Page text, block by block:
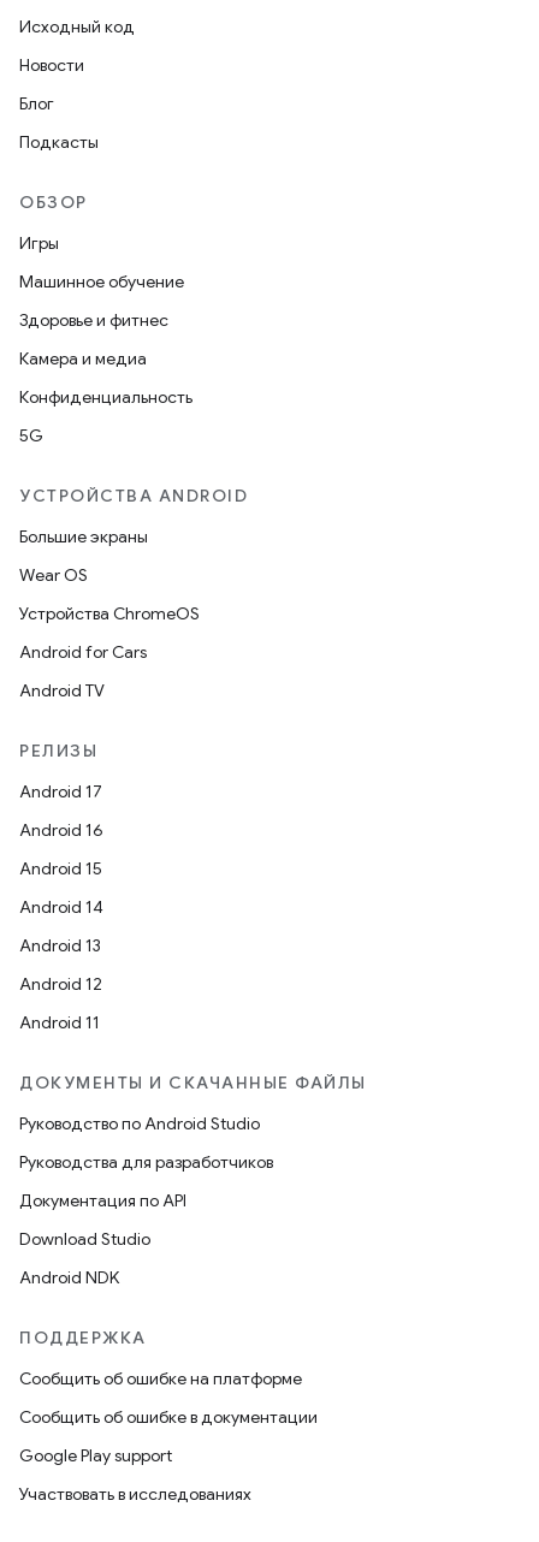
Исходный код
Новости
Блог
Подкасты
ОБЗОР
Игры
Машинное обучение
Здоровье и фитнес
Камера и медиа
Конфиденциальность
5G
УСТРОЙСТВА ANDROID
Большие экраны
Wear OS
Устройства ChromeOS
Android for Cars
Android TV
РЕЛИЗЫ
Android 17
Android 16
Android 15
Android 14
Android 13
Android 12
Android 11
ДОКУМЕНТЫ И СКАЧАННЫЕ ФАЙЛЫ
Руководство по Android Studio
Руководства для разработчиков
Документация по API
Download Studio
Android NDK
ПОДДЕРЖКА
Сообщить об ошибке на платформе
Сообщить об ошибке в документации
Google Play support
Участвовать в исследованиях